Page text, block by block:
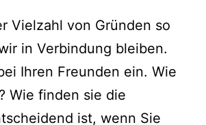
Vielzahl von Gründen so
in Verbindung bleiben.
Ihren Freunden ein. Wie
Wie finden sie die
ist, wenn Sie